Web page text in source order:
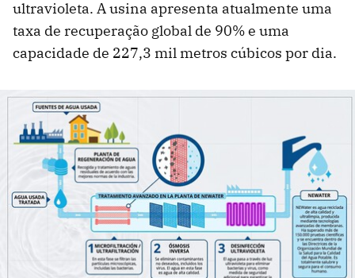
ultravioleta. A usina apresenta atualmente uma
taxa de recuperação global de 90% e uma
capacidade de 227,3 mil metros cúbicos por dia.